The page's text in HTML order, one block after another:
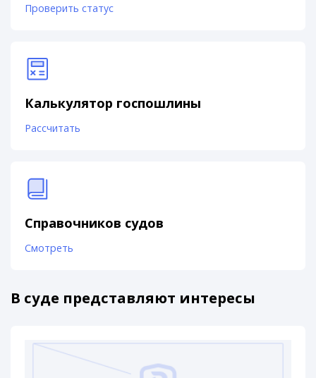
Проверить статус
Калькулятор госпошлины
Рассчитать
Справочников судов
Смотреть
В суде представляют интересы